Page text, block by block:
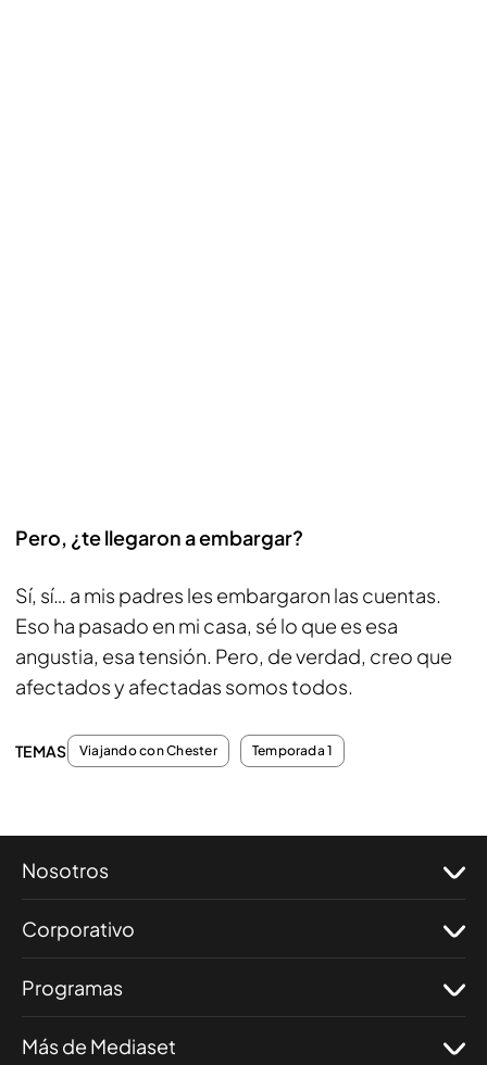
Pero, ¿te llegaron a embargar?
Sí, sí… a mis padres les embargaron las cuentas.
Eso ha pasado en mi casa, sé lo que es esa
angustia, esa tensión. Pero, de verdad, creo que
afectados y afectadas somos todos.
TEMAS Viajando con Chester Temporada 1
Nosotros
Corporativo
Programas
Más de Mediaset